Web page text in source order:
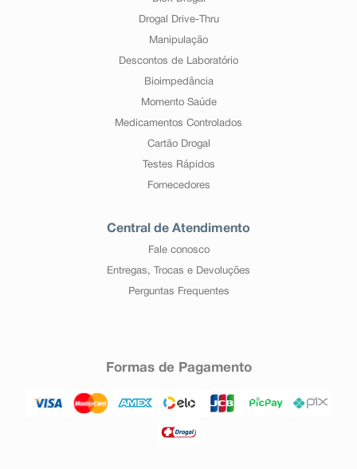
Drogal Drive-Thru
Manipulação
Descontos de Laboratório
Bioimpedância
Momento Saúde
Medicamentos Controlados
Cartão Drogal
Testes Rápidos
Fornecedores
Central de Atendimento
Fale conosco
Entregas, Trocas e Devoluções
Perguntas Frequentes
Formas de Pagamento